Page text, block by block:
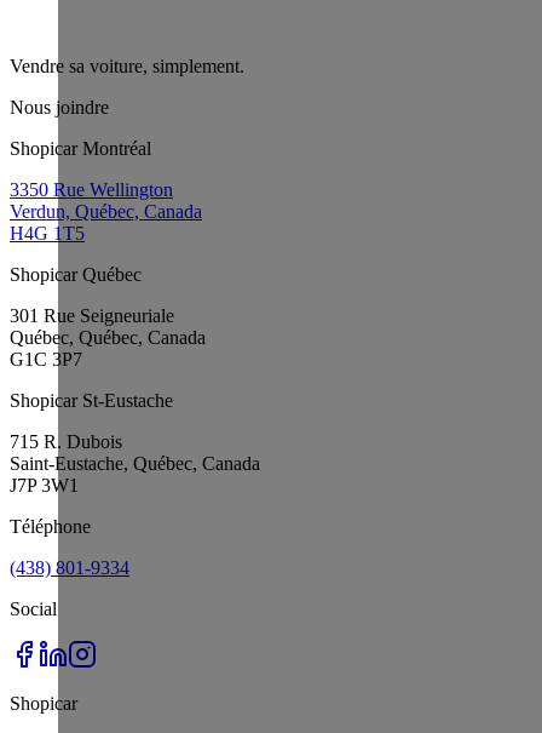
Vendre sa voiture, simplement.
Nous joindre
Shopicar Montréal
3350 Rue Wellington
Verdun, Québec, Canada
H4G 1T5
Shopicar Québec
301 Rue Seigneuriale
Québec, Québec, Canada
G1C 3P7
Shopicar St-Eustache
715 R. Dubois
Saint-Eustache, Québec, Canada
J7P 3W1
Téléphone
(438) 801-9334
Social
Shopicar